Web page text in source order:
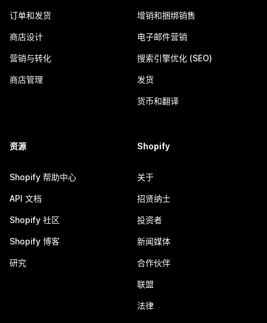
订单和发货
商店设计
营销与转化
商店管理
增销和捆绑销售
电子邮件营销
搜索引擎优化 (SEO)
发货
货币和翻译
资源
Shopify 帮助中心
API 文档
Shopify 社区
Shopify 博客
研究
Shopify
关于
招贤纳士
投资者
新闻媒体
合作伙伴
联盟
法律